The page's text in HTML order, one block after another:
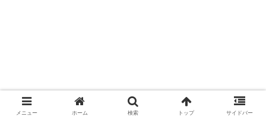
メニュー ホーム 検索 トップ サイドバー